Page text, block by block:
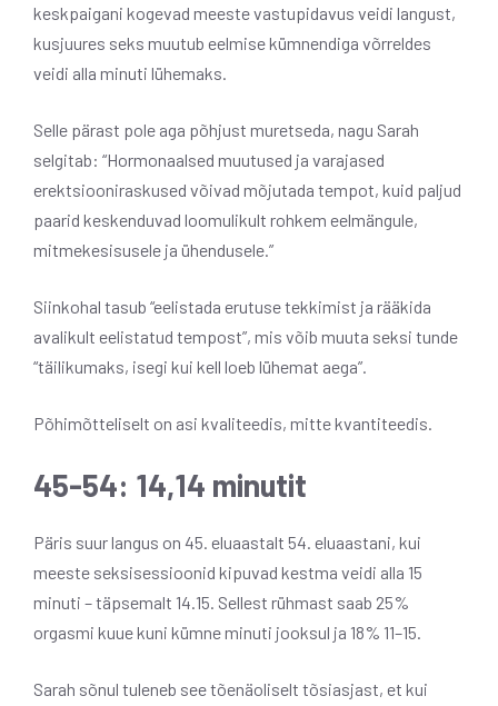
keskpaigani kogevad meeste vastupidavus veidi langust,
kusjuures seks muutub eelmise kümnendiga võrreldes
veidi alla minuti lühemaks.
Selle pärast pole aga põhjust muretseda, nagu Sarah
selgitab: “Hormonaalsed muutused ja varajased
erektsiooniraskused võivad mõjutada tempot, kuid paljud
paarid keskenduvad loomulikult rohkem eelmängule,
mitmekesisusele ja ühendusele.”
Siinkohal tasub “eelistada erutuse tekkimist ja rääkida
avalikult eelistatud tempost”, mis võib muuta seksi tunde
“täilikumaks, isegi kui kell loeb lühemat aega”.
Põhimõtteliselt on asi kvaliteedis, mitte kvantiteedis.
45-54: 14,14 minutit
Päris suur langus on 45. eluaastalt 54. eluaastani, kui
meeste seksisessioonid kipuvad kestma veidi alla 15
minuti – täpsemalt 14.15. Sellest rühmast saab 25%
orgasmi kuue kuni kümne minuti jooksul ja 18% 11–15.
Sarah sõnul tuleneb see tõenäoliselt tõsiasjast, et kui